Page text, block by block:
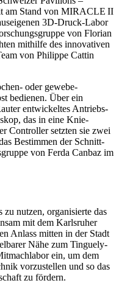
am Stand von MIRACLE II
3D-Druck-Labor
von Florian
mithilfe des innovativen
von Philippe Cattin
oder gewebe­
bedienen. Über ein
entwickeltes Antriebs­
das in eine Knie­
Controller setzten sie zwei
Bestimmen der Schnitt­
von Ferda Canbaz im
zu nutzen, organisierte das
mit dem Karlsruher
Anlass mitten in der Stadt
Nähe zum Tinguely-
ein, um dem
vorzustellen und so das
zu fördern.